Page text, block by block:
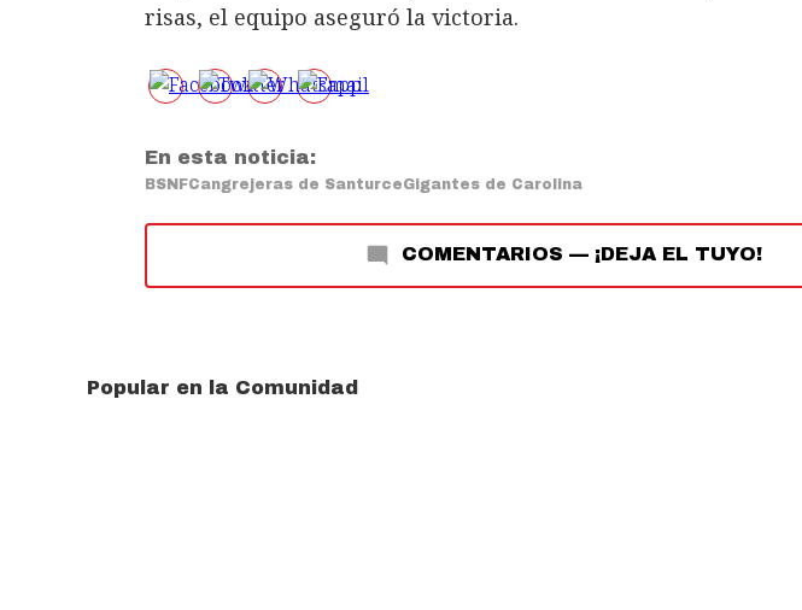
risas, el equipo aseguró la victoria.
En esta noticia:
BSNFCangrejeras de SanturceGigantes de Carolina
COMENTARIOS — ¡DEJA EL TUYO!
Popular en la Comunidad